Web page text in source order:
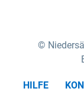
HILFE